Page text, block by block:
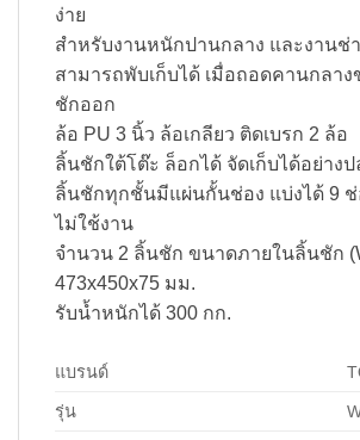
ง่าย
สำหรับงานหนักปานกลาง และงานช่
สามารถพับเก็บได้ เมื่อถอดคานกลา
ชักออก
ล้อ PU 3 นิ้ว ล้อเกลียว ติดเบรก 2 ล้อ
ลิ้นชักใต้โต๊ะ ล็อกได้ จัดเก็บได้อย่าง
ลิ้นชักทุกชั้นมีแผ่นกั้นช่อง แบ่งได้ 9 ช่
ไม่ใช้งาน
จำนวน 2 ลิ้นชัก ขนาดภายในลิ้นชัก
473x450x75 มม.
รับน้ำหนักได้ 300 กก.
แบรนด์
รุ่น